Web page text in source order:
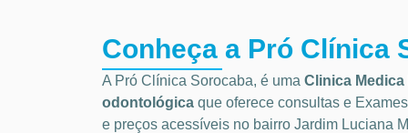
Conheça a Pró Clínica
A Pró Clínica Sorocaba, é uma Clinica
odontológica que oferece consultas e
e preços acessíveis no bairro Jardim Luciana